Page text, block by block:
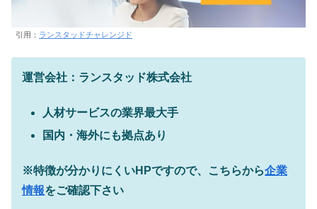
引用： ランスタッドチャレンジド
運営会社：ランスタッド株式会社
人材サービスの業界最大手
国内・海外にも拠点あり
※特徴が分かりにくいHPですので、こちらから企業
情報をご確認下さい